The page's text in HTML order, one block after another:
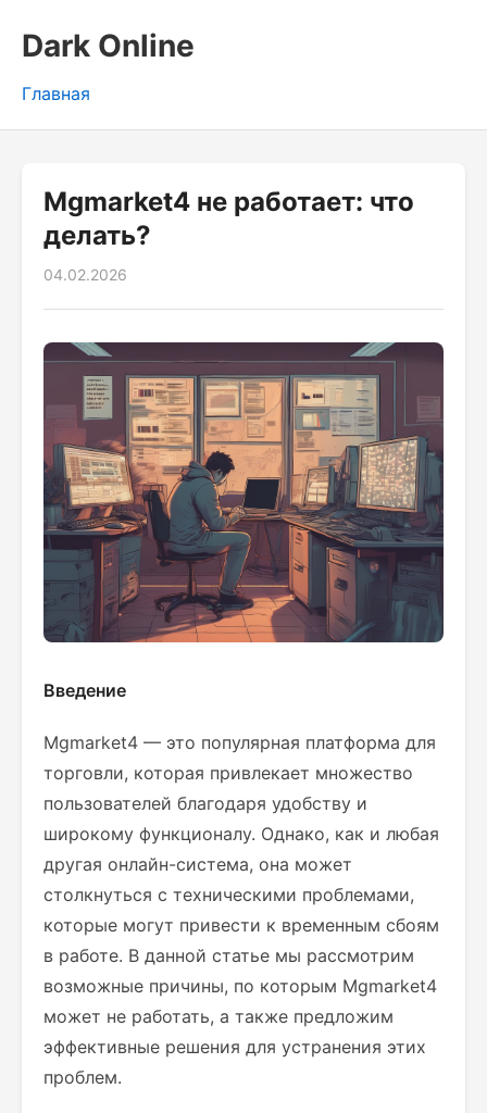
Dark Online
Главная
Mgmarket4 не работает: что
делать?
04.02.2026
Введение
Mgmarket4 — это популярная платформа для
торговли, которая привлекает множество
пользователей благодаря удобству и
широкому функционалу. Однако, как и любая
другая онлайн-система, она может
столкнуться с техническими проблемами,
которые могут привести к временным сбоям
в работе. В данной статье мы рассмотрим
возможные причины, по которым Mgmarket4
может не работать, а также предложим
эффективные решения для устранения этих
проблем.